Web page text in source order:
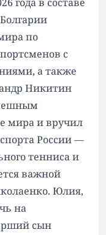
по
с
а также
Никитин
мира и вручил
России —
тенниса и
важной
Юлия,
на
сын